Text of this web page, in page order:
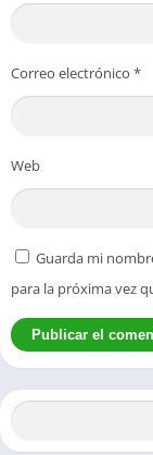
Correo electrónico *
Web
Guarda mi
para la próxima vez